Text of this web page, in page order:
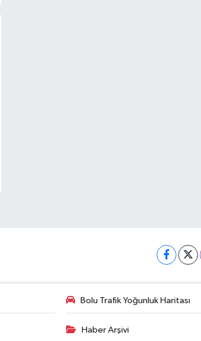
Bolu Trafik Yoğunluk Haritası
Haber Arşivi